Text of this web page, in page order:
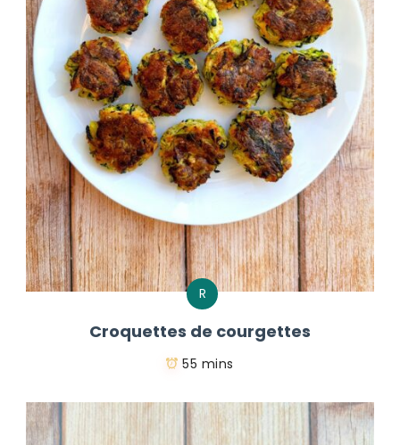
R
Croquettes de courgettes
55 mins